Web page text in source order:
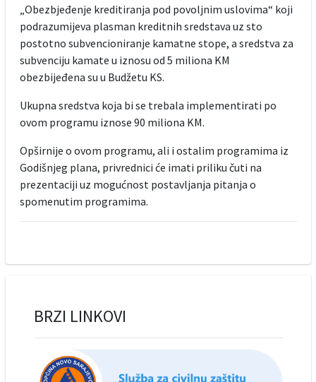
„Obezbjeđenje kreditiranja pod povoljnim uslovima“ koji
podrazumijeva plasman kreditnih sredstava uz sto
postotno subvencioniranje kamatne stope, a sredstva za
subvenciju kamate u iznosu od 5 miliona KM
obezbijeđena su u Budžetu KS.
Ukupna sredstva koja bi se trebala implementirati po
ovom programu iznose 90 miliona KM.
Opširnije o ovom programu, ali i ostalim programima iz
Godišnjeg plana, privrednici će imati priliku čuti na
prezentaciji uz mogućnost postavljanja pitanja o
spomenutim programima.
BRZI LINKOVI